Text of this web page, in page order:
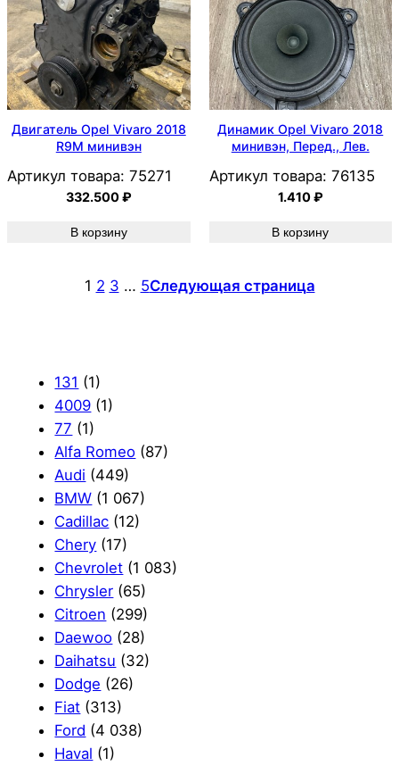
Двигатель Opel Vivaro 2018
R9M минивэн
Артикул товара: 75271
332.500₽
В корзину
Динамик Opel Vivaro 2018
минивэн, Перед., Лев.
Артикул товара: 76135
1.410₽
В корзину
1 2 3 … 5Следующая страница
131 (1)
4009 (1)
77 (1)
Alfa Romeo (87)
Audi (449)
BMW (1 067)
Cadillac (12)
Chery (17)
Chevrolet (1 083)
Chrysler (65)
Citroen (299)
Daewoo (28)
Daihatsu (32)
Dodge (26)
Fiat (313)
Ford (4 038)
Haval (1)